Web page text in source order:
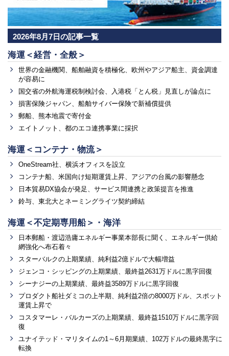
2026年8月7日の記事一覧
海運＜経営・全般＞
世界の金融機関、船舶融資を積極化、欧州やアジア船主、資金調達
が容易に
国交省の外航海運税制検討会、入港税「とん税」見直しが論点に
損害保険ジャパン、船舶サイバー保険で新補償提供
郵船、熊本地震で寄付金
エイトノット、都のエコ連携事業に採択
海運＜コンテナ・物流＞
OneStream社、横浜オフィスを設立
コンテナ船、米国向け短期運賃上昇、アジアの台風の影響懸念
日本貿易DX協会が発足、サービス間連携と政策提言を推進
鈴与、東北大とネーミングライツ契約締結
海運＜不定期専用船＞・海洋
日本郵船・渡辺浩庸エネルギー事業本部長に聞く、エネルギー供給
網強化へ布石着々
スターバルクの上期業績、純利益2億ドルで大幅増益
ジェンコ・シッピングの上期業績、最終益2631万ドルに黒字回復
シーナジーの上期業績、最終益3589万ドルに黒字回復
プロダクト船社ダミコの上半期、純利益2倍の8000万ドル、スポット
運賃上昇で
コスタマーレ・バルカーズの上期業績、最終益1510万ドルに黒字回
復
ユナイテッド・マリタイムの1～6月期業績、102万ドルの最終黒字に
転換